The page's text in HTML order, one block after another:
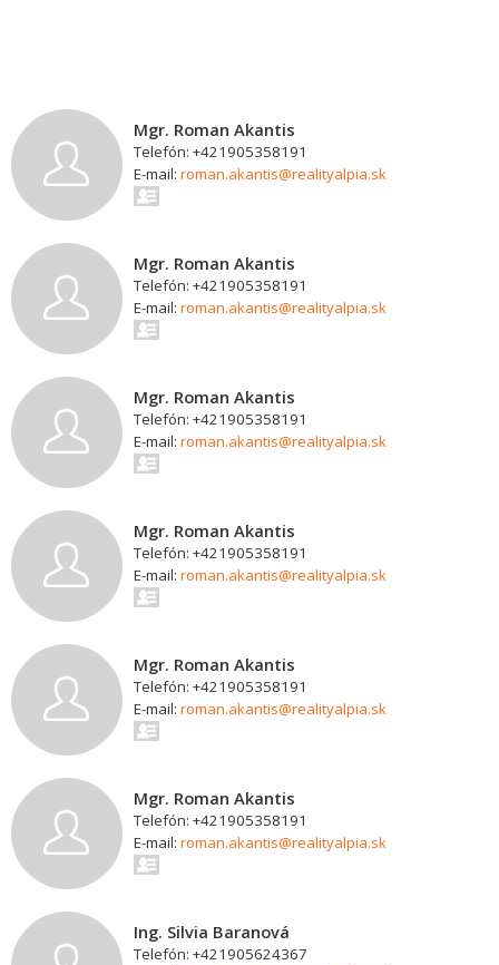
Mgr. Roman Akantis
Telefón: +421905358191
E-mail: roman.akantis@realityalpia.sk
Mgr. Roman Akantis
Telefón: +421905358191
E-mail: roman.akantis@realityalpia.sk
Mgr. Roman Akantis
Telefón: +421905358191
E-mail: roman.akantis@realityalpia.sk
Mgr. Roman Akantis
Telefón: +421905358191
E-mail: roman.akantis@realityalpia.sk
Mgr. Roman Akantis
Telefón: +421905358191
E-mail: roman.akantis@realityalpia.sk
Mgr. Roman Akantis
Telefón: +421905358191
E-mail: roman.akantis@realityalpia.sk
Ing. Silvia Baranová
Telefón: +421905624367